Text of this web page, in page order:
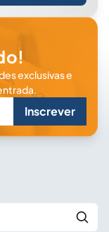
exclusivas e
Inscrever